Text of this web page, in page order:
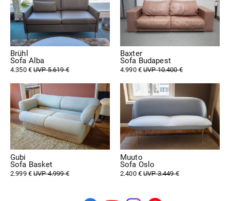
Brühl
Sofa Alba
4.350 €UVP 5.619 €
Baxter
Sofa Budapest
4.990 €UVP 10.400 €
Gubi
Sofa Basket
2.999 €UVP 4.999 €
Muuto
Sofa Oslo
2.400 €UVP 3.449 €